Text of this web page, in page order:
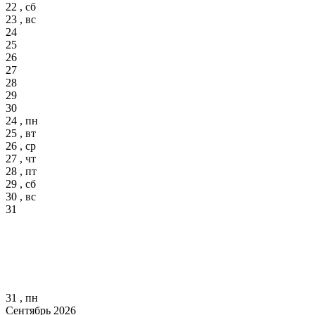
22 , сб
23 , вс
24
25
26
27
28
29
30
24 , пн
25 , вт
26 , ср
27 , чт
28 , пт
29 , сб
30 , вс
31
31 , пн
Сентябрь 2026